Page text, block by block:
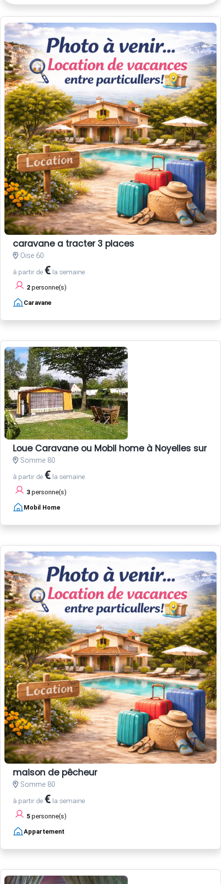
caravane a tracter 3 places
Oise 60
à partir de € la semaine
2 personne(s)
Caravane
Loue Caravane ou Mobil home à Noyelles sur
Somme 80
à partir de € la semaine
3 personne(s)
Mobil Home
maison de pêcheur
Somme 80
à partir de € la semaine
5 personne(s)
Appartement